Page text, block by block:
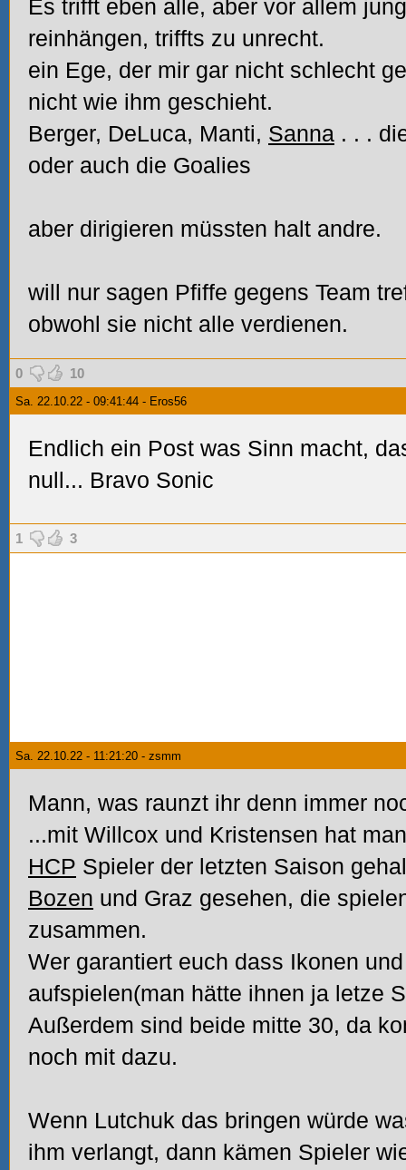
Es trifft eben alle, aber vor allem
reinhängen, triffts zu unrecht.
ein Ege, der mir gar nicht schlecht
nicht wie ihm geschieht.
Berger, DeLuca, Manti, Sanna . . .
oder auch die Goalies
aber dirigieren müssten halt andre.
will nur sagen Pfiffe gegens Team
obwohl sie nicht alle verdienen.
0 10
Sa. 22.10.22 - 09:41:44 - Eros56
Endlich ein Post was Sinn macht,
null... Bravo Sonic
1 3
Sa. 22.10.22 - 11:21:20 - zsmm
Mann, was raunzt ihr denn immer
...mit Willcox und Kristensen hat
HCP Spieler der letzten Saison
Bozen und Graz gesehen, die
zusammen.
Wer garantiert euch dass Ikonen
aufspielen(man hätte ihnen ja letze
Außerdem sind beide mitte 30, da
noch mit dazu.
Wenn Lutchuk das bringen würde
ihm verlangt, dann kämen Spieler